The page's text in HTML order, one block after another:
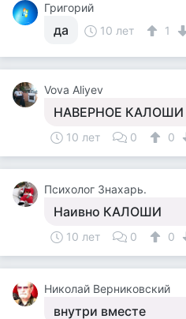
Григорий
да 10 лет 1
Vova Aliyev
НАВЕРНОЕ КАЛОШИ
10 лет 0 0
Психолог Знахарь.
Наивно КАЛОШИ
10 лет 0 0
Николай Верниковский
внутри вместе